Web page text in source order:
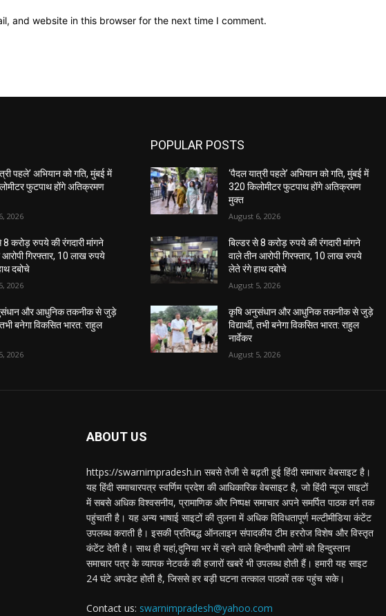
and website in this browser for the next time I comment.
पहले’ अभियान को गति, मुंबई में
फुटपाथ होंगे अतिक्रमण
2026
8 करोड़ रुपये की रंगदारी मांगने
आरोपी गिरफ्तार, 10 लाख रुपये
दबोचे
2026
और आधुनिक तकनीक से जुड़े
तभी बनेगा विकसित भारत: राहुल
2026
POPULAR POSTS
‘पैदल यात्री पहले’ अभियान को गति, मुंबई में
320 किलोमीटर फुटपाथ होंगे अतिक्रमण
मुक्त
August 6, 2026
बिल्डर से 8 करोड़ रुपये की रंगदारी मांगने
वाले तीन आरोपी गिरफ्तार, 10 लाख रुपये
लेते रंगे हाथ दबोचे
August 5, 2026
कृषि अनुसंधान और आधुनिक तकनीक से जुड़े
विद्यार्थी, तभी बनेगा विकसित भारत: राहुल
नार्वेकर
August 5, 2026
ABOUT US
https://swarnimpradesh.in सबसे तेजी से बढ़ती हुई हिंदी समाचार वेबसाइट है।
यह हिंदी समाचारपत्र स्वर्णिम प्रदेश की आधिकारिक वेबसाइट है, जो हिंदी न्यूज साइटों
में सबसे अधिक विश्वसनीय, प्रामाणिक और निष्पक्ष समाचार अपने समर्पित पाठक वर्ग तक
पहुंचाती है। यह अन्य भाषाई साइटों की तुलना में अधिक विविधतापूर्ण मल्टीमीडिया कंटेंट
उपलब्ध कराती है। इसकी प्रतिबद्ध ऑनलाइन संपादकीय टीम हररोज विशेष और विस्तृत
कंटेंट देती है। साथ ही यहां,दुनिया भर में रहने वाले हिन्दीभाषी लोगों को हिन्दुस्तान
समाचार पत्र के व्यापक नेटवर्क की हजारों खबरें भी उपलब्ध होती हैं। हमारी यह साइट
24 घंटे अपडेट होती है, जिससे हर बड़ी घटना तत्काल पाठकों तक पहुंच सके।
Contact us: swarnimpradesh@yahoo.com